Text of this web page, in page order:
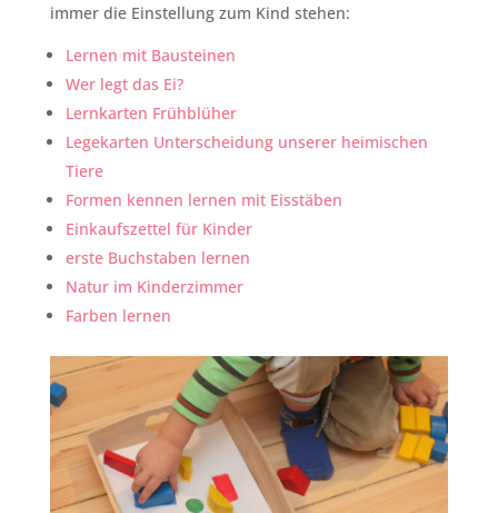
immer die Einstellung zum Kind stehen:
Lernen mit Bausteinen
Wer legt das Ei?
Lernkarten Frühblüher
Legekarten Unterscheidung unserer heimischen
Tiere
Formen kennen lernen mit Eisstäben
Einkaufszettel für Kinder
erste Buchstaben lernen
Natur im Kinderzimmer
Farben lernen